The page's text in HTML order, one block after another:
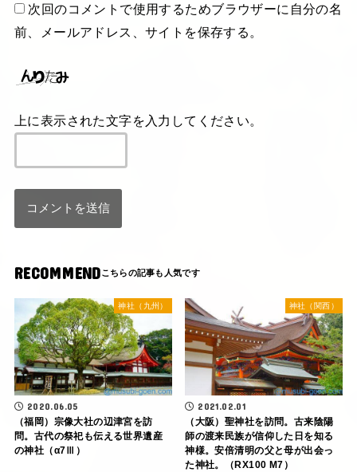
次回のコメントで使用するためブラウザーに自分の名
前、メールアドレス、サイトを保存する。
上に表示された文字を入力してください。
RECOMMEND
神社（九州）
2020.06.05
（福岡）宗像大社の辺津宮を訪
問。古代の祭祀も伝える世界遺産
の神社（α7Ⅲ）
神社（関西）
2021.02.01
（大阪）聖神社を訪問。古来陰陽
師の渡来民族が信仰した日を知る
神様。安倍清明の父と母が出会っ
た神社。（RX100 M7）